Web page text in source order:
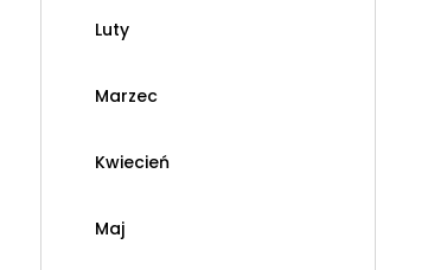
Luty
Marzec
Kwiecień
Maj